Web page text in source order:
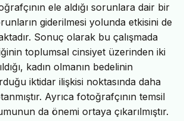
ele aldığı sorunlara dair bir
giderilmesi yolunda etkisini de
Sonuç olarak bu çalışmada
toplumsal cinsiyet üzerinden iki
kadın olmanın bedelinin
iktidar ilişkisi noktasında daha
Ayrıca fotoğrafçının temsil
da önemi ortaya çıkarılmıştır.